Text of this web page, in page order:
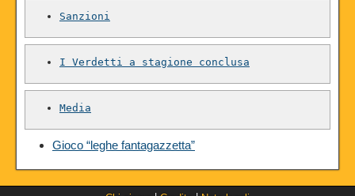
Sanzioni
I Verdetti a stagione conclusa
Media
Gioco “leghe fantagazzetta”